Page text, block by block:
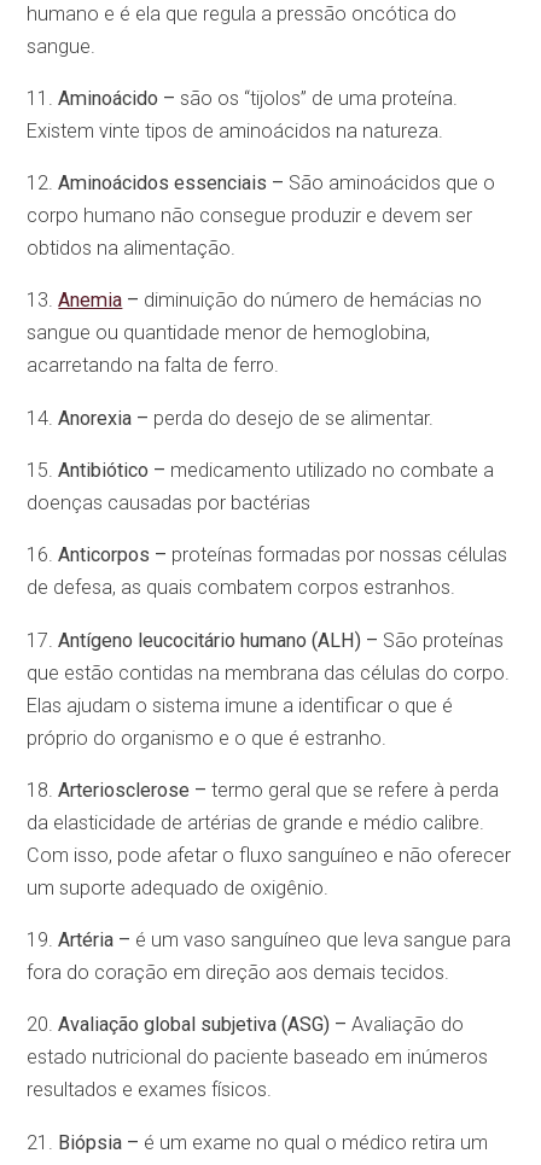
humano e é ela que regula a pressão oncótica do
sangue.
11.Aminoácido – são os “tijolos” de uma proteína.
Existem vinte tipos de aminoácidos na natureza.
12.Aminoácidos essenciais – São aminoácidos que o
corpo humano não consegue produzir e devem ser
obtidos na alimentação.
13.Anemia – diminuição do número de hemácias no
sangue ou quantidade menor de hemoglobina,
acarretando na falta de ferro.
14. Anorexia – perda do desejo de se alimentar.
15.Antibiótico – medicamento utilizado no combate a
doenças causadas por bactérias
16.Anticorpos – proteínas formadas por nossas células
de defesa, as quais combatem corpos estranhos.
17.Antígeno leucocitário humano (ALH) – São proteínas
que estão contidas na membrana das células do corpo.
Elas ajudam o sistema imune a identificar o que é
próprio do organismo e o que é estranho.
18.Arteriosclerose – termo geral que se refere à perda
da elasticidade de artérias de grande e médio calibre.
Com isso, pode afetar o fluxo sanguíneo e não oferecer
um suporte adequado de oxigênio.
19.Artéria – é um vaso sanguíneo que leva sangue para
fora do coração em direção aos demais tecidos.
20.Avaliação global subjetiva (ASG) – Avaliação do
estado nutricional do paciente baseado em inúmeros
resultados e exames físicos.
21. Biópsia – é um exame no qual o médico retira um